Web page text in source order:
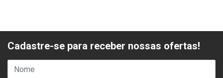
Cadastre-se para receber nossas ofertas!